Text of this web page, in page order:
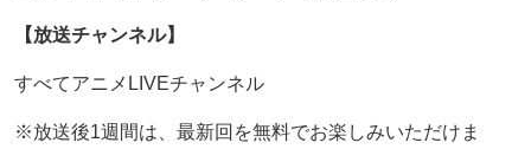
【放送チャンネル】
すべてアニメLIVEチャンネル
※放送後1週間は、最新回を無料でお楽しみいただけま